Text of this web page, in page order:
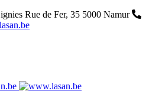
Rue de Fer, 35 5000 Namur